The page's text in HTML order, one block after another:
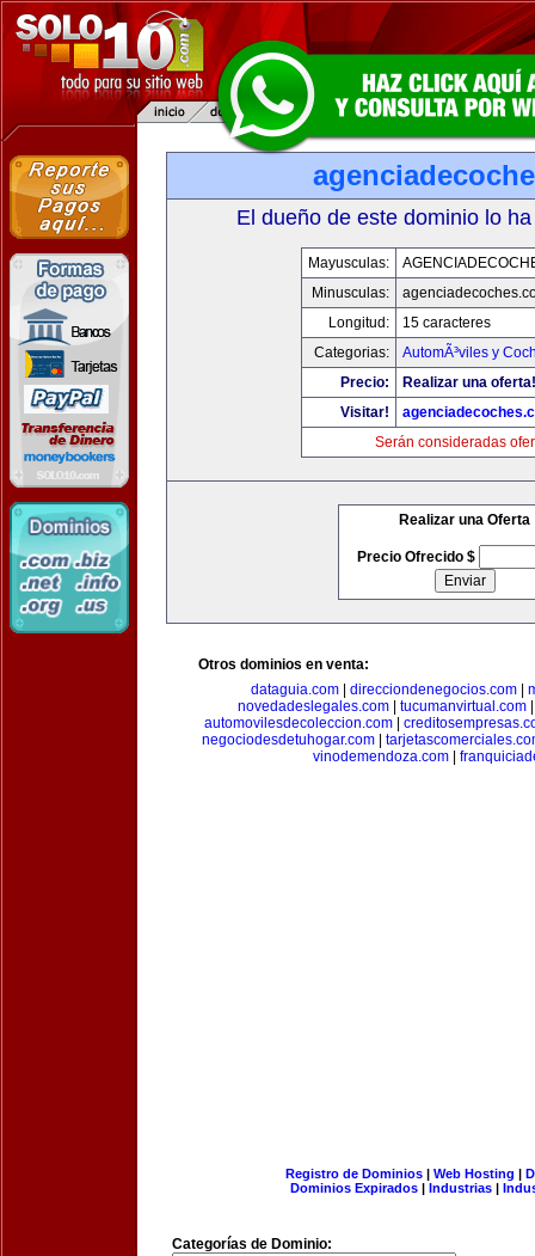
El dueño de este dominio lo
Mayusculas:
Minusculas:
Longitud:
15 caracteres
Categorias:
AutomÃ³viles y
Precio:
Realizar una oferta!
Visitar!
Serán consideradas
Realizar una Oferta
Precio Ofrecido $
Otros dominios en venta:
dataguia.com| direcciondenegocios.com|
novedadeslegales.com
tucumanvirtual.com
automovilesdecoleccion.com
negociodesdetuhogar.com
vinodemendoza.com|
Registro de Dominios| Web Hosting |
Dominios Expirados | Industrias |
Categorías de Dominio: